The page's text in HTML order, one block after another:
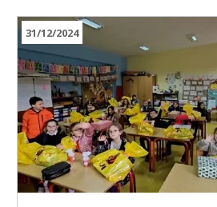
31/12/2024